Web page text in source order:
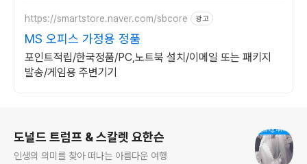
https://smartstore.naver.com/sbcore 광고
MS 오피스 가정용 정품
포인트적립/한국정품/PC,노트북 설치/이메일 또는 패키지
발송/게임용 주변기기
도널드 트럼프 & 스칼렛 요한슨
인생의 의미를 찾아 떠나는 아름다운 여행